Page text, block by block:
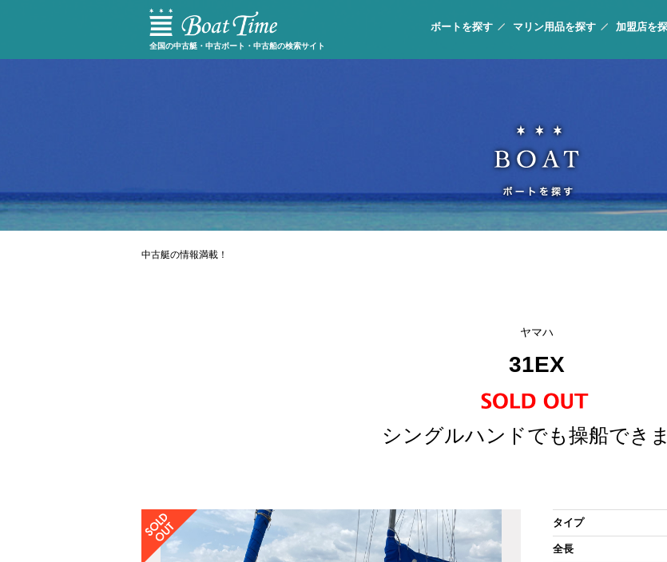
全国の中古艇・中古ボート・中古船の検索サイト
ボートを探す マリン用品を探す 加盟店を
中古艇の情報満載！
ヤマハ
31EX
シングルハンドでも操船でき
タイプ
全長